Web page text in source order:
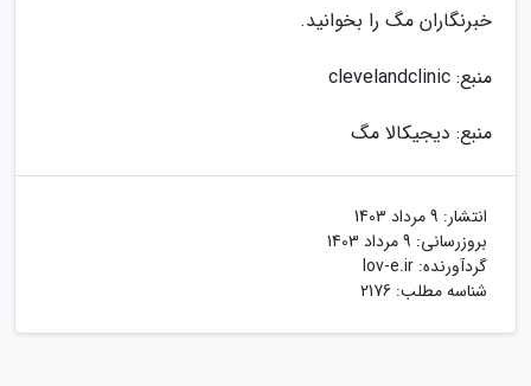
خبرنگاران مگ را بخوانید.
منبع: clevelandclinic
منبع: دیجیکالا مگ
انتشار: 9 مرداد 1403
بروزرسانی: 9 مرداد 1403
گردآورنده: lov-e.ir
شناسه مطلب: 2176